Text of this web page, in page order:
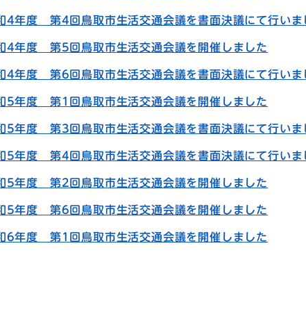
4年度 第4回鳥取市生活交通会議を書面決議にて行いま
4年度 第5回鳥取市生活交通会議を開催しました
4年度 第6回鳥取市生活交通会議を書面決議にて行いま
5年度 第1回鳥取市生活交通会議を開催しました
5年度 第3回鳥取市生活交通会議を書面決議にて行いま
5年度 第4回鳥取市生活交通会議を書面決議にて行いま
5年度 第2回鳥取市生活交通会議を開催しました
5年度 第6回鳥取市生活交通会議を開催しました
6年度 第1回鳥取市生活交通会議を開催しました